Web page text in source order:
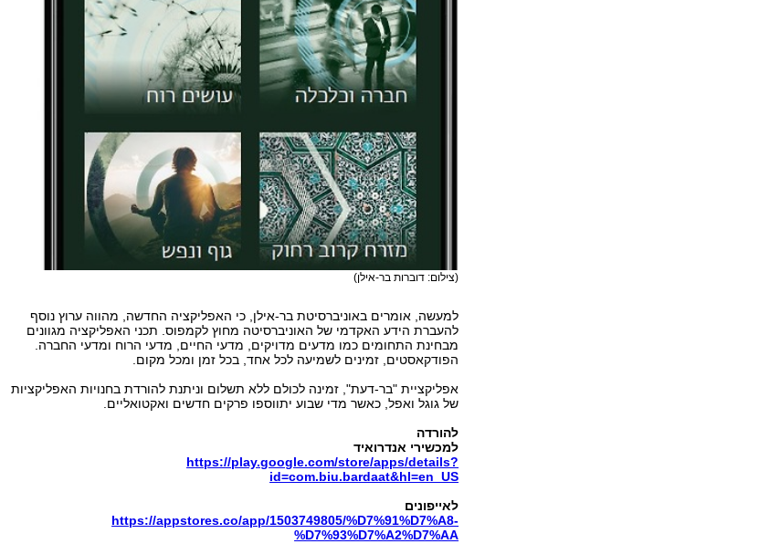
(צילום: דוברות בר-אילן)
למעשה, אומרים באוניברסיטת בר-אילן, כי האפליקציה החדשה, מהווה ערוץ נוסף
להעברת הידע האקדמי של האוניברסיטה מחוץ לקמפוס. תכני האפליקציה מגוונים
מבחינת התחומים כמו מדעים מדויקים, מדעי החיים, מדעי הרוח ומדעי החברה.
הפודקאסטים, זמינים לשמיעה לכל אחד, בכל זמן ומכל מקום.
אפליקציית "בר-דעת", זמינה לכולם ללא תשלום וניתנת להורדת בחנויות האפליקציות
של גוגל ואפל, כאשר מדי שבוע יתווספו פרקים חדשים ואקטואליים.
להורדה
למכשירי אנדרואיד
https://play.google.com/store/apps/details?
id=com.biu.bardaat&hl=en_US
לאייפונים
https://appstores.co/app/1503749805/%D7%91%D7%A8-
%D7%93%D7%A2%D7%AA